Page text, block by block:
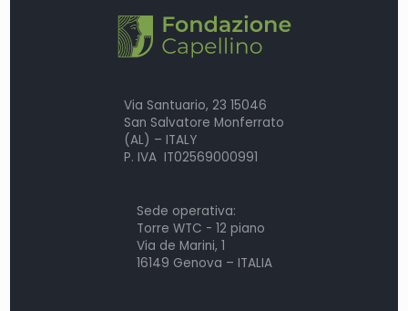
Via Santuario, 23 15046
San Salvatore Monferrato
(AL) – ITALY
P. IVA IT02569000991
Sede operativa:
Torre WTC - 12 piano
Via de Marini, 1
16149 Genova – ITALIA